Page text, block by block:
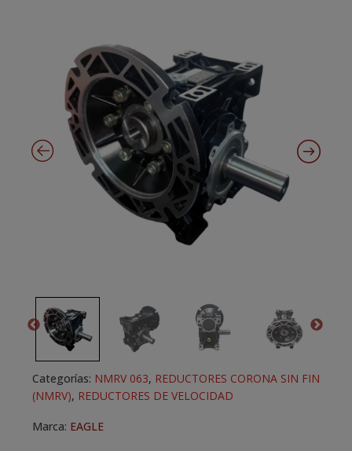
Categorías: NMRV 063, REDUCTORES CORONA SIN FIN
(NMRV), REDUCTORES DE VELOCIDAD
Marca: EAGLE